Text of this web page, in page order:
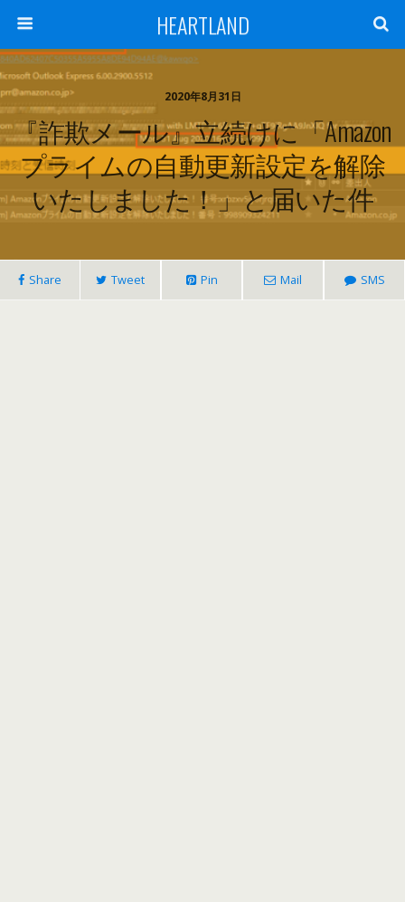
HEARTLAND
2020年8月31日
『詐欺メール』立続けに「Amazon
プライムの自動更新設定を解除
いたしました！」と届いた件
Share Tweet Pin Mail SMS